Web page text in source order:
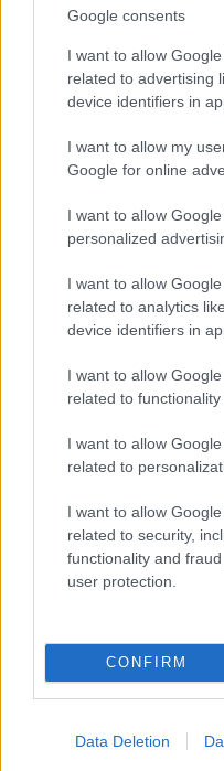
Google consents
I want to allow
related to advertising
device identifiers in
I want to allow my
Google for online
I want to allow
personalized
I want to allow
related to analytics
device identifiers in
I want to allow
related to
I want to allow
related to
I want to allow
related to security,
functionality and
user protection.
CONFIRM
Data Deletion
frizurához. Ma már
tökéletesen állt
Fotó: Leonard Mccombe /
Jön
Ezt a Dallasban viselt